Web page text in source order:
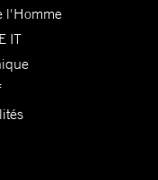
l'Homme
IT